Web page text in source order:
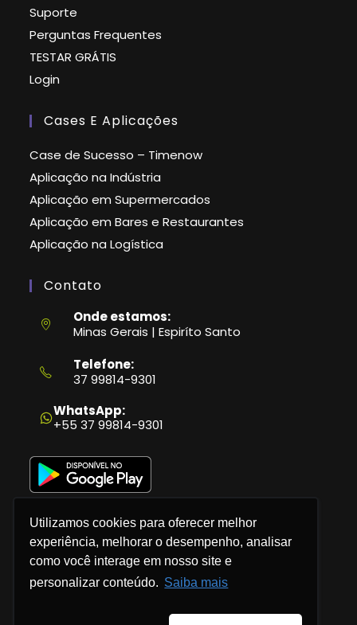
Utilizamos cookies para oferecer melhor
experiência, melhorar o desempenho, analisar
como você interage em nosso site e
personalizar conteúdo. Saiba mais
Suporte
Perguntas Frequentes
TESTAR GRÁTIS
Login
Cases E Aplicações
Case de Sucesso – Timenow
Aplicação na Indústria
Aplicação em Supermercados
Aplicação em Bares e Restaurantes
Aplicação na Logística
Contato
Onde estamos:
Minas Gerais | Espiríto Santo
Telefone:
37 99814-9301
em
seu
aplicativo
WhatsApp:
+55 37 99814-9301
Política de Privacidade